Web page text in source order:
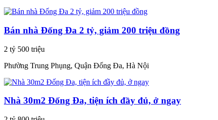
Bán nhà Đống Đa 2 tỷ, giảm 200 triệu đồng
2 tỷ 500 triệu
Phường Trung Phụng, Quận Đống Đa, Hà Nội
Nhà 30m2 Đống Đa, tiện ích đầy đủ, ở ngay